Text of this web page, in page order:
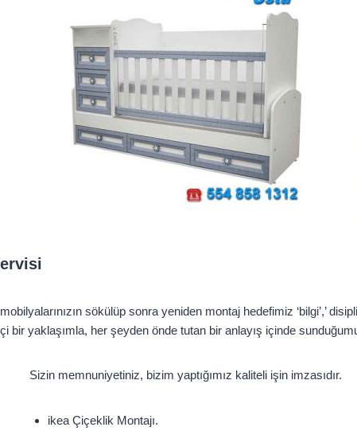
sökülüp sonra yeniden montaj hedefimiz ‘bilgi’,’
bir yaklaşımla, her şeyden önde tutan bir anlayış içinde
Sizin memnuniyetiniz, bizim yaptığımız kaliteli işin imzasıdır.
ikea Çiçeklik Montajı.